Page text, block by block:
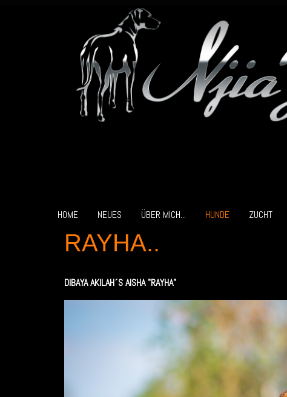
HOME NEUES ÜBER MICH... HUNDE ZUCHT
RAYHA..
DIBAYA AKILAH´S AISHA "RAYHA"